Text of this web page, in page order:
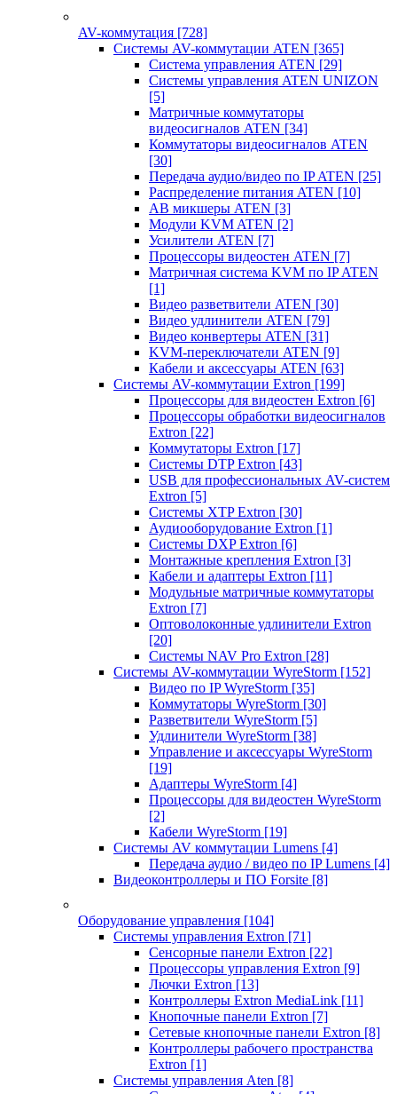
AV-коммутация [728]
Системы AV-коммутации ATEN [365]
Система управления ATEN [29]
Системы управления ATEN UNIZON
[5]
Матричные коммутаторы
видеосигналов ATEN [34]
Коммутаторы видеосигналов ATEN
[30]
Передача аудио/видео по IP ATEN [25]
Распределение питания ATEN [10]
АВ микшеры ATEN [3]
Модули KVM ATEN [2]
Усилители ATEN [7]
Процессоры видеостен ATEN [7]
Матричная система KVM по IP ATEN
[1]
Видео разветвители ATEN [30]
Видео удлинители ATEN [79]
Видео конвертеры ATEN [31]
KVM-переключатели ATEN [9]
Кабели и аксессуары ATEN [63]
Системы AV-коммутации Extron [199]
Процессоры для видеостен Extron [6]
Процессоры обработки видеосигналов
Extron [22]
Коммутаторы Extron [17]
Системы DTP Extron [43]
USB для профессиональных AV-систем
Extron [5]
Системы XTP Extron [30]
Аудиооборудование Extron [1]
Системы DXP Extron [6]
Монтажные крепления Extron [3]
Кабели и адаптеры Extron [11]
Модульные матричные коммутаторы
Extron [7]
Оптоволоконные удлинители Extron
[20]
Системы NAV Pro Extron [28]
Системы AV-коммутации WyreStorm [152]
Видео по IP WyreStorm [35]
Коммутаторы WyreStorm [30]
Разветвители WyreStorm [5]
Удлинители WyreStorm [38]
Управление и аксессуары WyreStorm
[19]
Адаптеры WyreStorm [4]
Процессоры для видеостен WyreStorm
[2]
Кабели WyreStorm [19]
Системы AV коммутации Lumens [4]
Передача аудио / видео по IP Lumens [4]
Видеоконтроллеры и ПО Forsite [8]
Оборудование управления [104]
Системы управления Extron [71]
Сенсорные панели Extron [22]
Процессоры управления Extron [9]
Лючки Extron [13]
Контроллеры Extron MediaLink [11]
Кнопочные панели Extron [7]
Сетевые кнопочные панели Extron [8]
Контроллеры рабочего пространства
Extron [1]
Системы управления Aten [8]